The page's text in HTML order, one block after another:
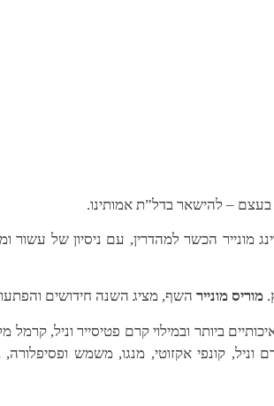
בעצם – להישאר בדל”ת אמותינו.
הכשר למהדרין, עם ניסיון של עשור
מוריס מוניירהשף, מציג השנה חידושים
ביותר ובמילוי קרם פטיסייר וניל,
וניל, קונפי אקזוטי, מנגו, משמש ופסיפלורה,